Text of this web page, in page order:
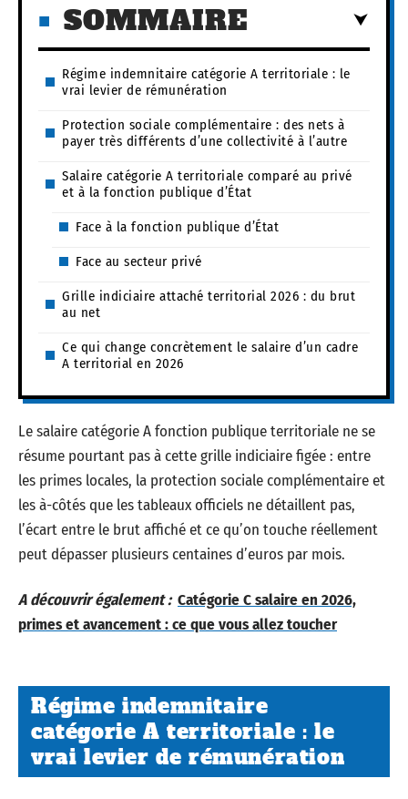
SOMMAIRE
Régime indemnitaire catégorie A territoriale : le
vrai levier de rémunération
Protection sociale complémentaire : des nets à
payer très différents d’une collectivité à l’autre
Salaire catégorie A territoriale comparé au privé
et à la fonction publique d’État
Face à la fonction publique d’État
Face au secteur privé
Grille indiciaire attaché territorial 2026 : du brut
au net
Ce qui change concrètement le salaire d’un cadre
A territorial en 2026
Le salaire catégorie A fonction publique territoriale ne se
résume pourtant pas à cette grille indiciaire figée : entre
les primes locales, la protection sociale complémentaire et
les à-côtés que les tableaux officiels ne détaillent pas,
l’écart entre le brut affiché et ce qu’on touche réellement
peut dépasser plusieurs centaines d’euros par mois.
A découvrir également : Catégorie C salaire en 2026,
primes et avancement : ce que vous allez toucher
Régime indemnitaire
catégorie A territoriale : le
vrai levier de rémunération